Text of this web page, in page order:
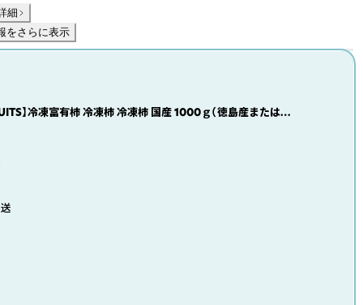
細
をさらに表示
富有柿 冷凍柿 冷凍柿 国産 1000ｇ（徳島産または福